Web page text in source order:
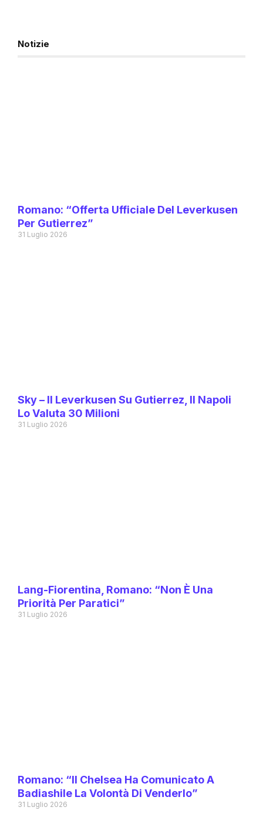
Notizie
Romano: “Offerta Ufficiale Del Leverkusen
Per Gutierrez”
31 Luglio 2026
Sky – Il Leverkusen Su Gutierrez, Il Napoli
Lo Valuta 30 Milioni
31 Luglio 2026
Lang-Fiorentina, Romano: “Non È Una
Priorità Per Paratici”
31 Luglio 2026
Romano: “Il Chelsea Ha Comunicato A
Badiashile La Volontà Di Venderlo”
31 Luglio 2026